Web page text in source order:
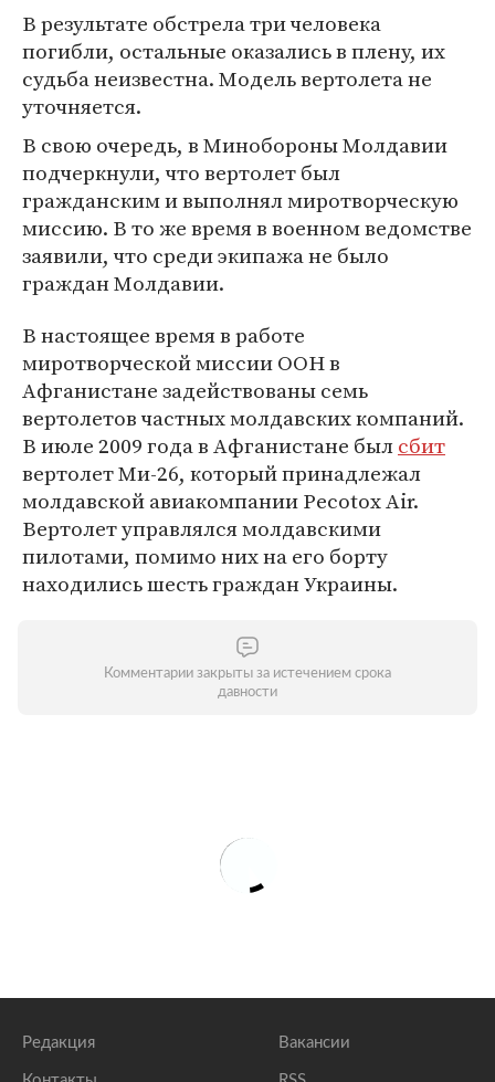
В результате обстрела три человека
погибли, остальные оказались в плену, их
судьба неизвестна. Модель вертолета не
уточняется.
В свою очередь, в Минобороны Молдавии
подчеркнули, что вертолет был
гражданским и выполнял миротворческую
миссию. В то же время в военном ведомстве
заявили, что среди экипажа не было
граждан Молдавии.
В настоящее время в работе
миротворческой миссии ООН в
Афганистане задействованы семь
вертолетов частных молдавских компаний.
В июле 2009 года в Афганистане былсбит
вертолет Ми-26, который принадлежал
молдавской авиакомпании Pecotox Air.
Вертолет управлялся молдавскими
пилотами, помимо них на его борту
находились шесть граждан Украины.
Комментарии закрыты за истечением срока
давности
Редакция Вакансии